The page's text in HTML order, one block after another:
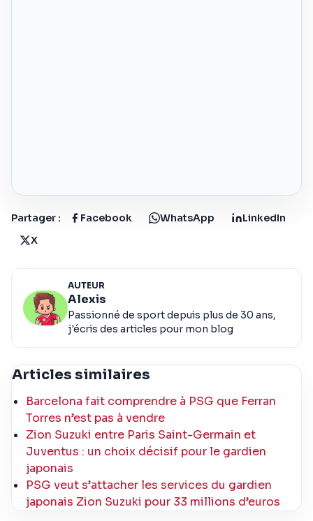
Partager : Facebook WhatsApp
LinkedIn
X
AUTEUR
Alexis
Passionné de sport depuis plus de 30 ans,
j'écris des articles pour mon blog
Articles similaires
Barcelona fait comprendre à PSG que Ferran
Torres n’est pas à vendre
Zion Suzuki entre Paris Saint-Germain et
Juventus : un choix décisif pour le gardien
japonais
PSG veut s’attacher les services du gardien
japonais Zion Suzuki pour 33 millions d’euros